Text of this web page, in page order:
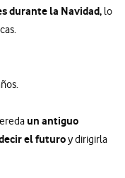
durante la Navidad, lo
un antiguo
el futuroy dirigirla